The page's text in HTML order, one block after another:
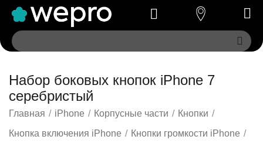
Набор боковых кнопок iPhone 7
серебристый
Главная / iPhone / Корпусные части / Кнопки /
Кнопка включения iPhone / Кнопки громкости iPhone /